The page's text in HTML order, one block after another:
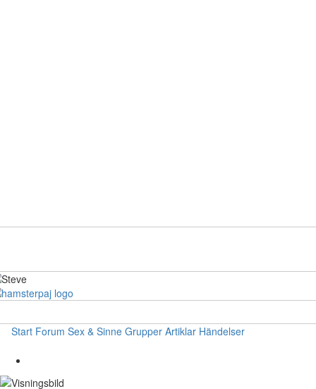
Start Forum Sex & Sinne Grupper Artiklar Händelser